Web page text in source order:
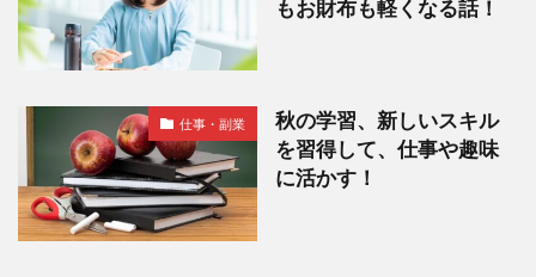
もお財布も軽くなる話！
仕事・副業
秋の学習、新しいスキル
を習得して、仕事や趣味
に活かす！